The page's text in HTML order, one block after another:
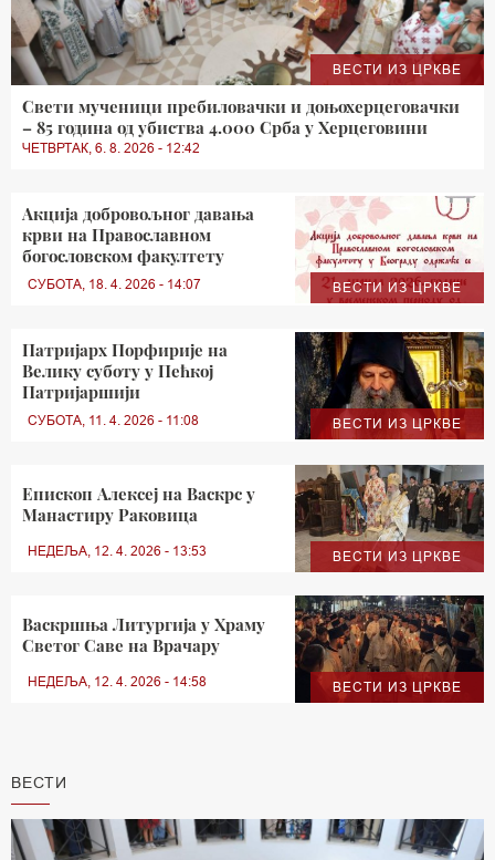
ВЕСТИ ИЗ ЦРКВЕ
Свети мученици пребиловачки и доњохерцеговачки
– 85 година од убиства 4.000 Срба у Херцеговини
ЧЕТВРТАК, 6. 8. 2026 - 12:42
ВЕСТИ ИЗ ЦРКВЕ
Акција добровољног давања
крви на Православном
богословском факултету
СУБОТА, 18. 4. 2026 - 14:07
ВЕСТИ ИЗ ЦРКВЕ
Патријарх Порфирије на
Велику суботу у Пећкој
Патријаршији
СУБОТА, 11. 4. 2026 - 11:08
ВЕСТИ ИЗ ЦРКВЕ
Eпископ Алексеј на Васкрс у
Манастиру Раковица
НЕДЕЉА, 12. 4. 2026 - 13:53
ВЕСТИ ИЗ ЦРКВЕ
Васкршња Литургија у Храму
Светог Саве на Врачару
НЕДЕЉА, 12. 4. 2026 - 14:58
ВЕСТИ